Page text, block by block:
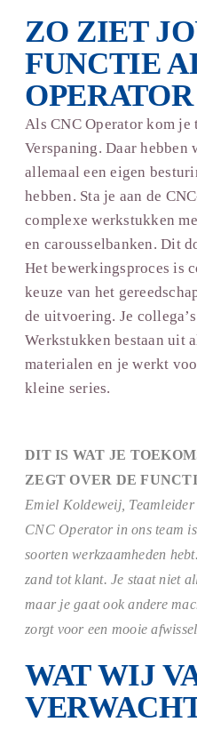
ZO ZIET
FUNCTIE
Als CNC Operator kom je
Verspaning. Daar hebben
allemaal een eigen
hebben. Sta je aan de
complexe werkstukken
en carousselbanken. Dit
Het bewerkingsproces is
keuze van het
de uitvoering. Je
Werkstukken bestaan uit
materialen en je werkt
kleine series.
DIT IS WAT JE
ZEGT OVER DE
Emiel Koldeweij,
CNC Operator in ons team
soorten werkzaamheden
zand tot klant. Je staat niet
maar je gaat ook andere
zorgt voor een mooie
WAT WIJ